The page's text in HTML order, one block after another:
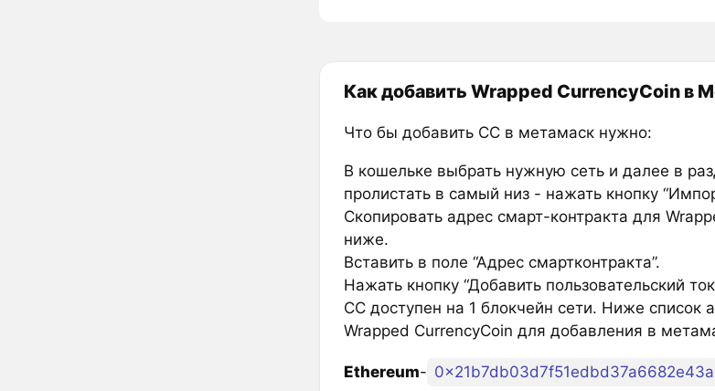
Как добавить Wrapped CurrencyCoin в
Что бы добавить CC в метамаск нужно:
В кошельке выбрать нужную сеть и далее в
пролистать в самый низ - нажать кнопку
Скопировать адрес смарт-контракта для
ниже.
Вставить в поле “Адрес смартконтракта”.
Нажать кнопку “Добавить пользовательский
CC доступен на 1 блокчейн сети. Ниже список
Wrapped CurrencyCoin для добавления в
Ethereum-